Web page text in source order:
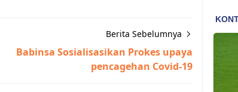
Berita Sebelumnya
Babinsa Sosialisasikan Prokes upaya
pencagehan Covid-19